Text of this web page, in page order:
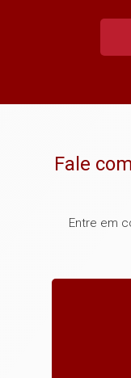
Fale
Entre em